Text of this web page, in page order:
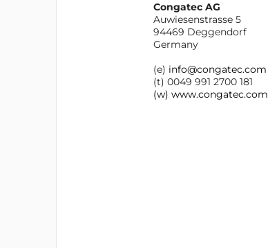
Congatec AG
Auwiesenstrasse 5
94469 Deggendorf
Germany
(e) info@congatec.com
(t) 0049 991 2700 181
(w) www.congatec.com